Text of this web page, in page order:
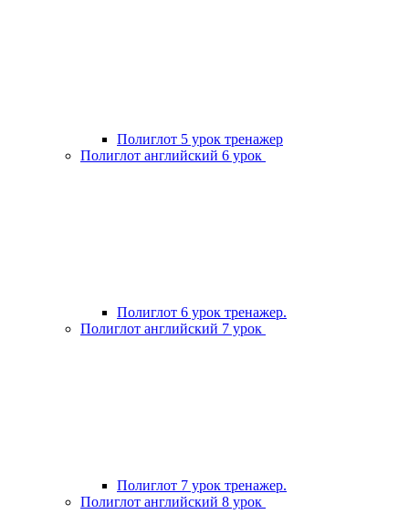
Полиглот 5 урок тренажер
Полиглот английский 6 урок
Полиглот 6 урок тренажер.
Полиглот английский 7 урок
Полиглот 7 урок тренажер.
Полиглот английский 8 урок